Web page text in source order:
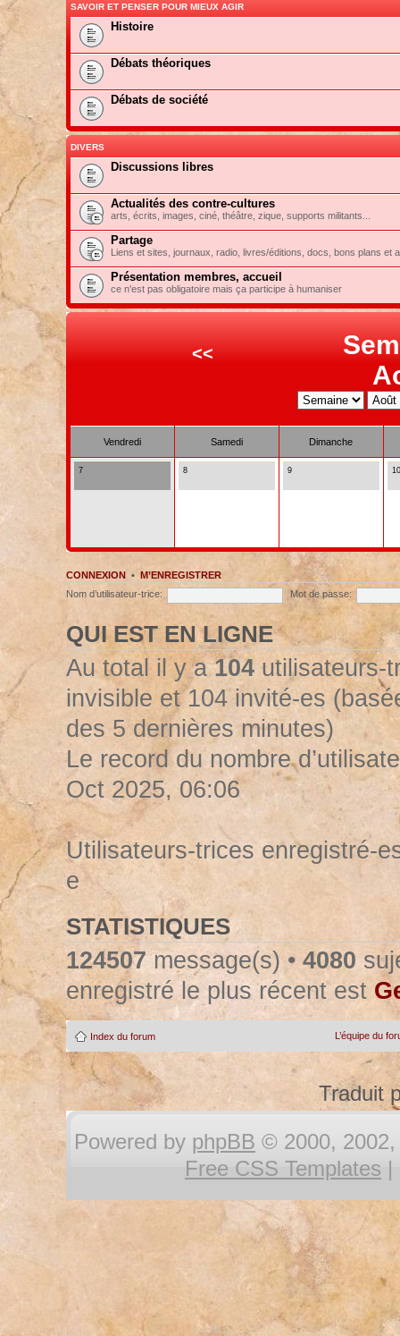
SAVOIR ET PENSER POUR MIEUX AGIR
Histoire
Débats théoriques
Débats de société
DIVERS
Discussions libres
Actualités des contre-cultures
arts, écrits, images, ciné, théâtre, zique, supports militants...
Partage
Liens et sites, journaux, radio, livres/éditions, docs, bons plans et
Présentation membres, accueil
ce n'est pas obligatoire mais ça participe à humaniser
<<
Vendredi Samedi Dimanche
7 8 9 10
CONNEXION• M’ENREGISTRER
Nom d’utilisateur-trice:
Mot de passe:
QUI EST EN LIGNE
Au total il y a104utilisateurs-
invisible et 104 invité-es
des 5 dernières minutes)
Le record du nombre
Oct 2025, 06:06
Utilisateurs-trices enregistré-
e
STATISTIQUES
124507message(s) • 4080
enregistré le plus récent est
Index du forum L’équipe du
Traduit
Powered by phpBB © 2000, 2002,
Free CSS Templates |